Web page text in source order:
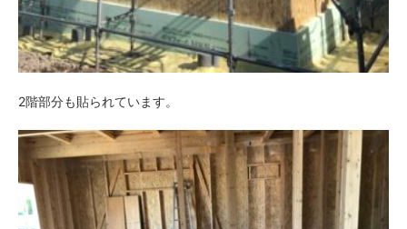
2階部分も貼られています。